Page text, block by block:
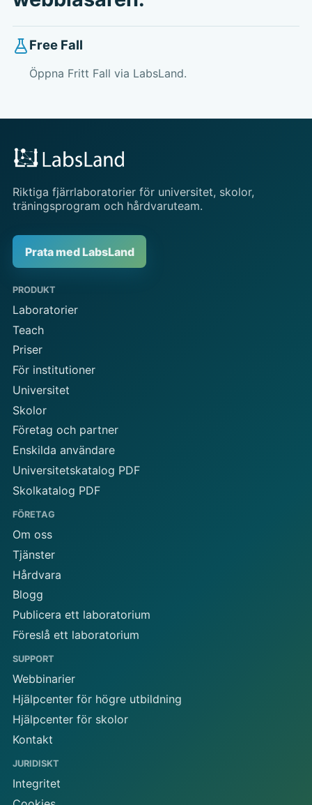
Free Fall
Öppna Fritt Fall via LabsLand.
Riktiga fjärrlaboratorier för universitet, skolor,
träningsprogram och hårdvaruteam.
Prata med LabsLand
PRODUKT
Laboratorier
Teach
Priser
För institutioner
Universitet
Skolor
Företag och partner
Enskilda användare
Universitetskatalog PDF
Skolkatalog PDF
FÖRETAG
Om oss
Tjänster
Hårdvara
Blogg
Publicera ett laboratorium
Föreslå ett laboratorium
SUPPORT
Webbinarier
Hjälpcenter för högre utbildning
Hjälpcenter för skolor
Kontakt
JURIDISKT
Integritet